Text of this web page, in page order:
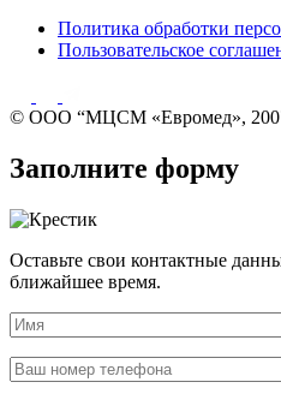
Политика обработки
Пользовательское
© ООО “МЦСМ «Евромед»,
Заполните форму
Оставьте свои контактные
ближайшее время.